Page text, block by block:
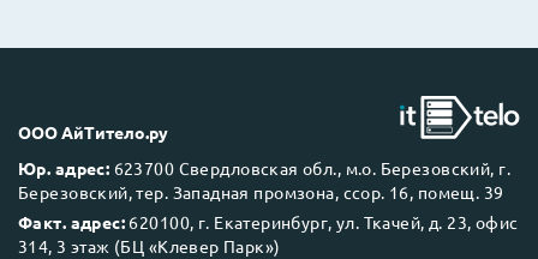
Next Business Day (NBD)
ООО АйТитело.ру
Юр. адрес: 623700 Свердловская обл., м.о. Березовский, г.
Березовский, тер. Западная промзона, ссор. 16, помещ. 39
Факт. адрес: 620100, г. Екатеринбург, ул. Ткачей, д. 23, офис
314, 3 этаж (БЦ «Клевер Парк»)